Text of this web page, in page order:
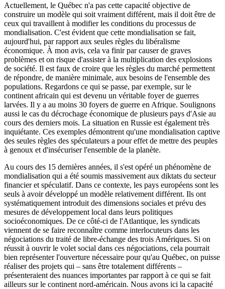
Actuellement, le Québec n'a pas cette capacité objective de
construire un modèle qui soit vraiment différent, mais il doit être de
ceux qui travaillent à modifier les conditions du processus de
mondialisation. C'est évident que cette mondialisation se fait,
aujourd'hui, par rapport aux seules règles du libéralisme
économique. À mon avis, cela va finir par causer de graves
problèmes et on risque d'assister à la multiplication des explosions
de société. Il est faux de croire que les règles du marché permettent
de répondre, de manière minimale, aux besoins de l'ensemble des
populations. Regardons ce qui se passe, par exemple, sur le
continent africain qui est devenu un véritable foyer de guerres
larvées. Il y a au moins 30 foyers de guerre en Afrique. Soulignons
aussi le cas du décrochage économique de plusieurs pays d'Asie au
cours des derniers mois. La situation en Russie est également très
inquiétante. Ces exemples démontrent qu'une mondialisation captive
des seules règles des spéculateurs a pour effet de mettre des peuples
à genoux et d'insécuriser l'ensemble de la planète.
Au cours des 15 dernières années, il s'est opéré un phénomène de
mondialisation qui a été soumis massivement aux diktats du secteur
financier et spéculatif. Dans ce contexte, les pays européens sont les
seuls à avoir développé un modèle relativement différent. Ils ont
systématiquement introduit des dimensions sociales et prévu des
mesures de développement local dans leurs politiques
socioéconomiques. De ce côté-ci de l'Atlantique, les syndicats
viennent de se faire reconnaître comme interlocuteurs dans les
négociations du traité de libre-échange des trois Amériques. Si on
réussit à ouvrir le volet social dans ces négociations, cela pourrait
bien représenter l'ouverture nécessaire pour qu'au Québec, on puisse
réaliser des projets qui – sans être totalement différents –
présenteraient des nuances importantes par rapport à ce qui se fait
ailleurs sur le continent nord-américain. Nous avons ici la capacité